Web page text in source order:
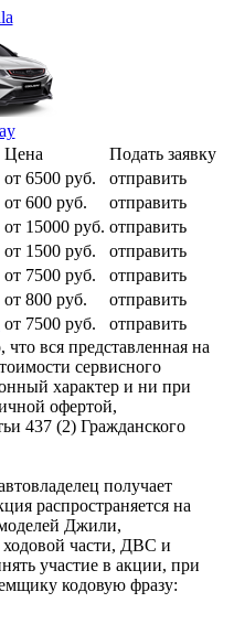
Цена
Подать заявку
от 6500 руб.
отправить
от 600 руб.
отправить
от 15000 руб. отправить
от 1500 руб.
отправить
от 7500 руб.
отправить
от 800 руб.
отправить
от 7500 руб.
отправить
вся представленная на
сервисного
характер и ни при
офертой,
437 (2) Гражданского
получает
распространяется на
Джили,
ходовой части, ДВС и
участие в акции, при
кодовую фразу: